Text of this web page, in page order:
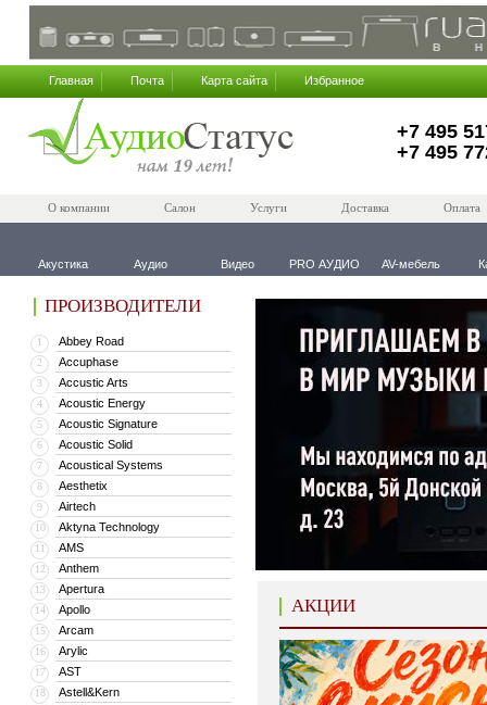
Главная Почта Карта сайта Избранное
+7 495
+7 495
О компании Салон Услуги Доставка Оплата
Акустика Аудио Видео PRO АУДИО AV-мебель
ПРОИЗВОДИТЕЛИ
1 Abbey Road
2 Accuphase
3 Accustic Arts
4 Acoustic Energy
5 Acoustic Signature
6 Acoustic Solid
7 Acoustical Systems
8 Aesthetix
9 Airtech
10 Aktyna Technology
11 AMS
12 Anthem
13 Apertura
14 Apollo
15 Arcam
16 Arylic
17 AST
18 Astell&Kern
АКЦИИ